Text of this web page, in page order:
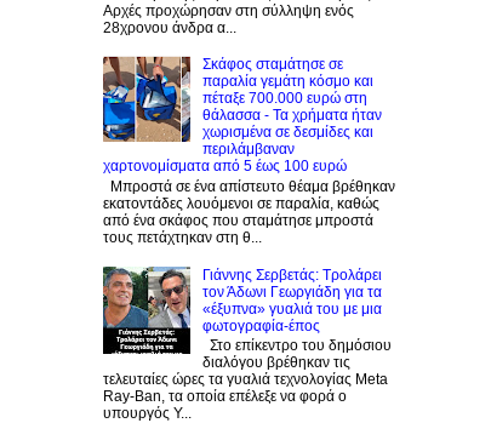
Αρχές προχώρησαν στη σύλληψη ενός
28χρονου άνδρα α...
Σκάφος σταμάτησε σε
παραλία γεμάτη κόσμο και
πέταξε 700.000 ευρώ στη
θάλασσα - Τα χρήματα ήταν
χωρισμένα σε δεσμίδες και
περιλάμβαναν
χαρτονομίσματα από 5 έως 100 ευρώ
Μπροστά σε ένα απίστευτο θέαμα βρέθηκαν
εκατοντάδες λουόμενοι σε παραλία, καθώς
από ένα σκάφος που σταμάτησε μπροστά
τους πετάχτηκαν στη θ...
Γιάννης Σερβετάς: Τρολάρει
τον Άδωνι Γεωργιάδη για τα
«έξυπνα» γυαλιά του με μια
φωτογραφία-έπος
Στο επίκεντρο του δημόσιου
διαλόγου βρέθηκαν τις
τελευταίες ώρες τα γυαλιά τεχνολογίας Meta
Ray-Ban, τα οποία επέλεξε να φορά ο
υπουργός Υ...